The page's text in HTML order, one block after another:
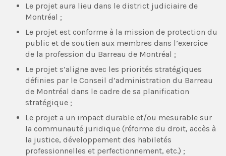
Le projet aura lieu dans le district judiciaire de
Montréal ;
Le projet est conforme à la mission de protection du
public et de soutien aux membres dans l’exercice
de la profession du Barreau de Montréal ;
Le projet s’aligne avec les priorités stratégiques
définies par le Conseil d’administration du Barreau
de Montréal dans le cadre de sa planification
stratégique ;
Le projet a un impact durable et/ou mesurable sur
la communauté juridique (réforme du droit, accès à
la justice, développement des habiletés
professionnelles et perfectionnement, etc.) ;